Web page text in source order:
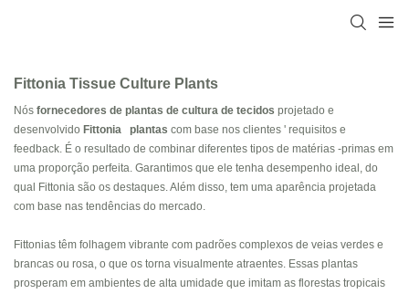
Fittonia Tissue Culture Plants
Nós fornecedores de plantas de cultura de tecidos projetado e
desenvolvido Fittonia plantas com base nos clientes ' requisitos e
feedback. É o resultado de combinar diferentes tipos de matérias -primas em
uma proporção perfeita. Garantimos que ele tenha desempenho ideal, do
qual Fittonia são os destaques. Além disso, tem uma aparência projetada
com base nas tendências do mercado.
Fittonias têm folhagem vibrante com padrões complexos de veias verdes e
brancas ou rosa, o que os torna visualmente atraentes. Essas plantas
prosperam em ambientes de alta umidade que imitam as florestas tropicais